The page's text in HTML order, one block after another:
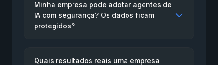
Minha empresa pode adotar agentes de
IA com segurança? Os dados ficam
protegidos?
Quais resultados reais uma empresa